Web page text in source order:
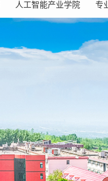
人工智能产业学院 专